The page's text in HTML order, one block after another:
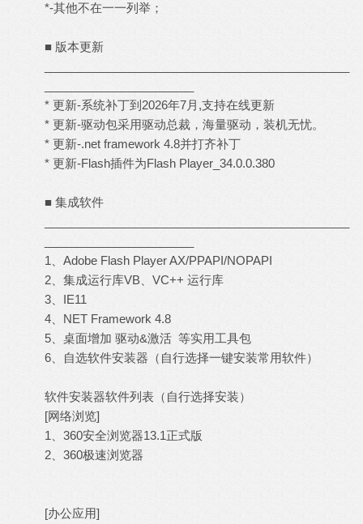
*-其他不在一一列举；
■ 版本更新
* 更新-系统补丁到2026年7月,支持在线更新
* 更新-驱动包采用驱动总裁，海量驱动，装机无忧。
* 更新-.net framework 4.8并打齐补丁
* 更新-Flash插件为Flash Player_34.0.0.380
■ 集成软件
1、Adobe Flash Player AX/PPAPI/NOPAPI
2、集成运行库VB、VC++ 运行库
3、IE11
4、NET Framework 4.8
5、桌面增加 驱动&激活 等实用工具包
6、自选软件安装器（自行选择一键安装常用软件）
软件安装器软件列表（自行选择安装）
[网络浏览]
1、360安全浏览器13.1正式版
2、360极速浏览器
[办公应用]